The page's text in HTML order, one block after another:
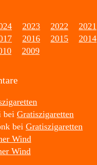
2023 2022 2021
2016 2015 2014
2009
bei Gratiszigaretten
bei Gratiszigaretten
Wind
Wind